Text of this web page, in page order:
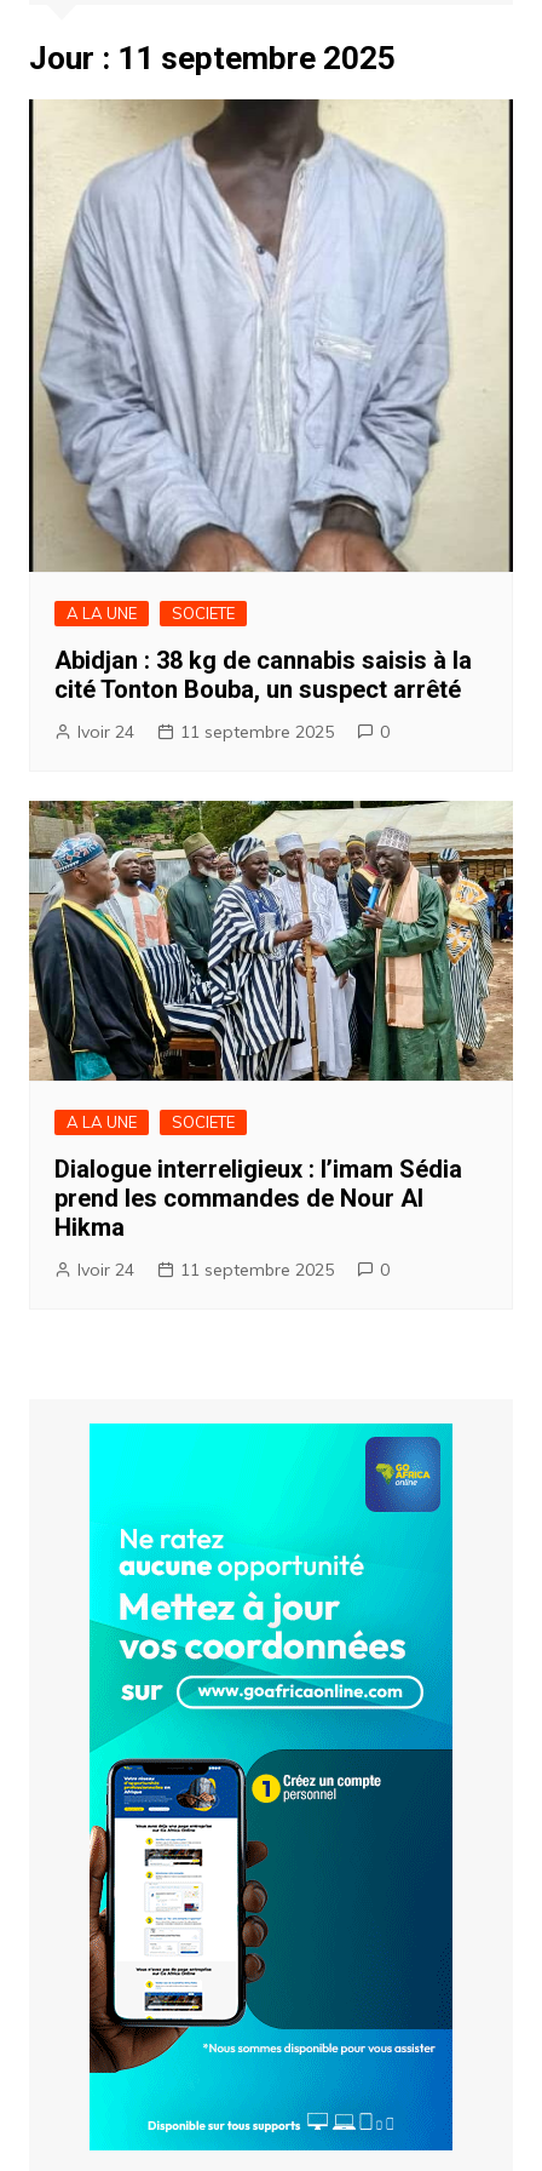
Jour : 11 septembre 2025
A LA UNE SOCIETE
Abidjan : 38 kg de cannabis saisis à la
cité Tonton Bouba, un suspect arrêté
Ivoir 24 11 septembre 2025 0
A LA UNE SOCIETE
Dialogue interreligieux : l’imam Sédia
prend les commandes de Nour Al
Hikma
Ivoir 24 11 septembre 2025 0